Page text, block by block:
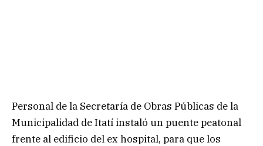
Personal de la Secretaría de Obras Públicas de la
Municipalidad de Itatí instaló un puente peatonal
frente al edificio del ex hospital, para que los